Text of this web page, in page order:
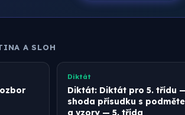
A SLOH
Diktát
Diktát: Diktát pro 5. třídu
shoda přísudku s
a vzory — 5. třída